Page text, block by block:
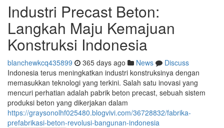
Industri Precast Beton:
Langkah Maju Kemajuan
Konstruksi Indonesia
blanchewkcq435899 365 days ago News
Discuss
Indonesia terus meningkatkan industri konstruksinya dengan
memasukkan teknologi yang terkini. Salah satu inovasi yang
mencuri perhatian adalah pabrik beton precast, sebuah sistem
produksi beton yang dikerjakan dalam
https://graysonolhf025480.blogvivi.com/36728832/fabrika-
prefabrikasi-beton-revolusi-bangunan-indonesia